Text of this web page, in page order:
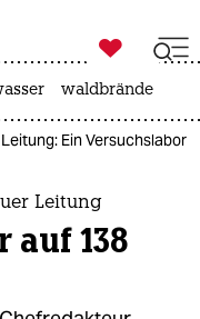

taz zahl ich
waldbrände
Ein Versuchslabor
Leitung
auf 138